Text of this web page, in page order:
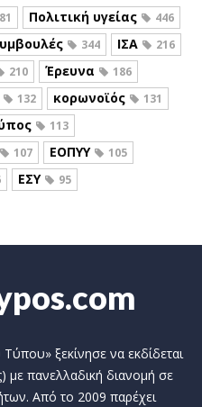
Πολιτική υγείας 446
344 ΙΣΑ 216
210 Έρευνα 186
132 κορωνοϊός 131
113
107 ΕΟΠΥΥ 105
ΕΣΥ 95
ξεκίνησε να εκδίδεται
με πανελλαδική διανομή σε
Από το 2009 παρέχει